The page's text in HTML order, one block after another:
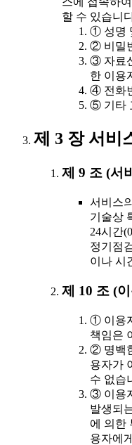
할 수 있습니
① 성명
② 비밀
③ 자료
한 이용
④ 전화
⑤ 기타
제 3 장 서비
제 9 조 (서
서비스
기술상
24시간
정기점
이나 시
제 10 조 (
① 이용
책임은
② 명백
용자가
수 없습
③ 이용
발생되
에 의한
용자에